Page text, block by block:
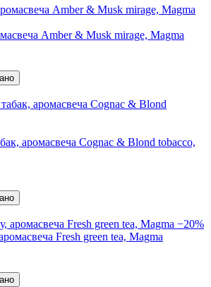
Amber & Musk mirage, Magma
аромасвеча Cognac & Blond tobacco,
−20%
Fresh green tea, Magma